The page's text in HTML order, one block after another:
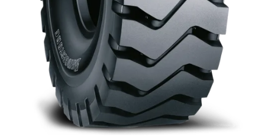
Tilbudstorget